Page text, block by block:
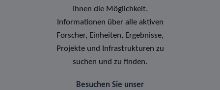
Ihnen die Möglichkeit,
Informationen über alle aktiven
Forscher, Einheiten, Ergebnisse,
Projekte und Infrastrukturen zu
suchen und zu finden.
Besuchen Sie unser